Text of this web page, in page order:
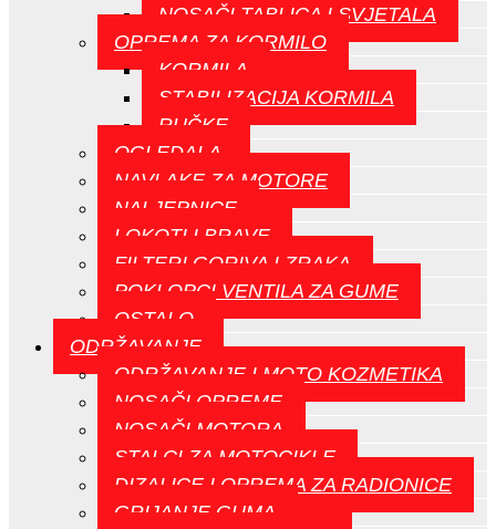
NOSAČI TABLICA I SVJETALA
OPREMA ZA KORMILO
KORMILA
STABILIZACIJA KORMILA
RUČKE
OGLEDALA
NAVLAKE ZA MOTORE
NALJEPNICE
LOKOTI I BRAVE
FILTERI GORIVA I ZRAKA
POKLOPCI VENTILA ZA GUME
OSTALO
ODRŽAVANJE
ODRŽAVANJE I MOTO KOZMETIKA
NOSAČI OPREME
NOSAČI MOTORA
STALCI ZA MOTOCIKLE
DIZALICE I OPREMA ZA RADIONICE
GRIJANJE GUMA